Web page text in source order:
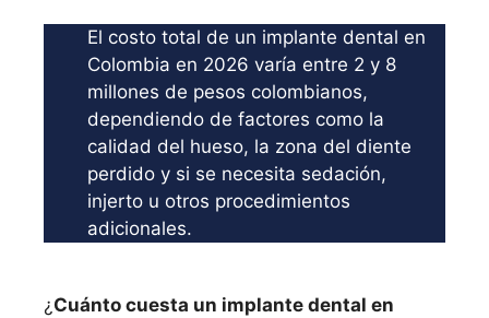
El costo total de un implante dental en
Colombia en 2026 varía entre 2 y 8
millones de pesos colombianos,
dependiendo de factores como la
calidad del hueso, la zona del diente
perdido y si se necesita sedación,
injerto u otros procedimientos
adicionales.
¿ Cuánto cuesta un implante dental en